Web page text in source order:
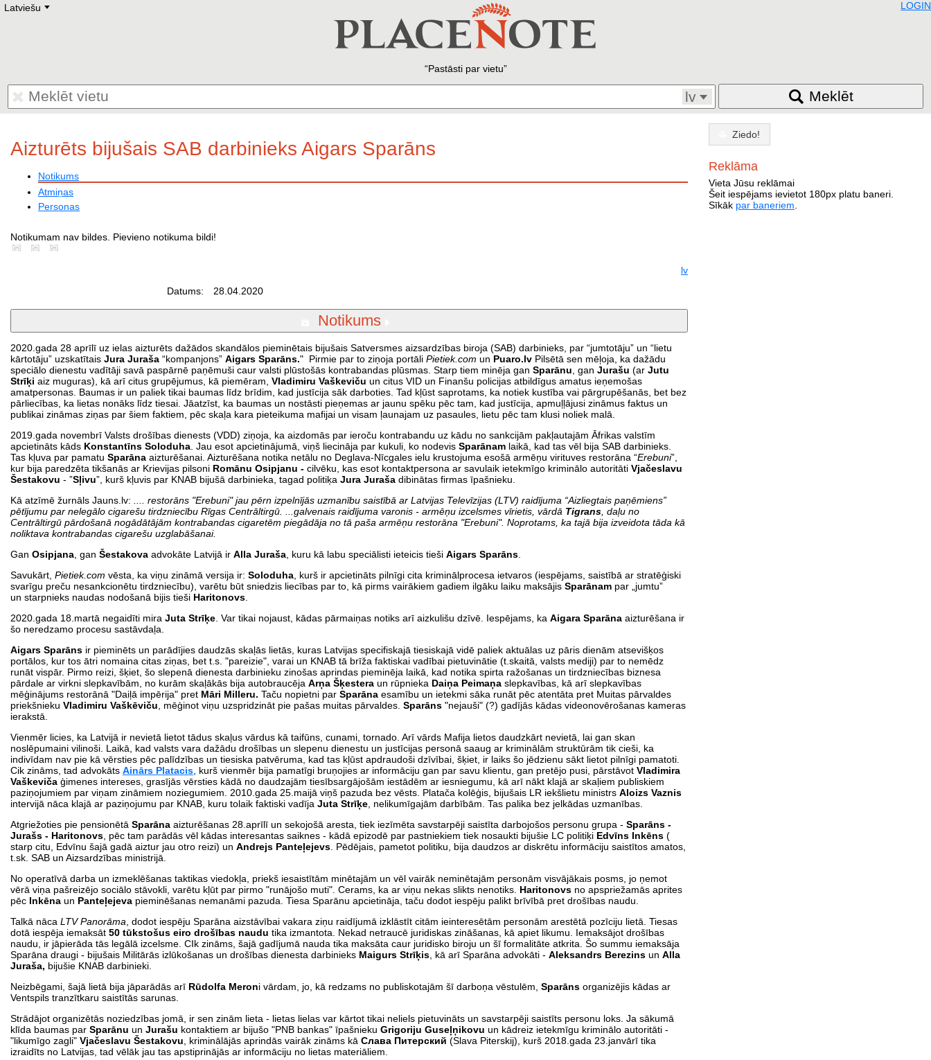
Latviešu E
Deutsch
Polski
Hebrew
LOGIN
Pastāsti par vietu
lv Meklēt
Aizturēts bijušais SAB darbinieks Aigars Sparāns
Notikums
Atmiņas
Personas
Notikumam nav bildes. Pievieno notikuma bildi!
lv
Datums:
28.04.2020
Notikums
2020.gada 28 aprīlī uz ielas aizturēts dažādos skandālos pieminētais bijušais Satversmes aizsardzības biroja (SAB) darbinieks, par “jumtotāju” un “lietu
kārtotāju” uzskatītais Jura Juraša “kompanjons” Aigars Sparāns." Pirmie par to ziņoja portāli Pietiek.com un Puaro.lv Pilsētā sen mēļoja, ka dažādu
speciālo dienestu vadītāji savā paspārnē paņēmuši caur valsti plūstošās kontrabandas plūsmas. Starp tiem minēja gan Sparānu , gan Jurašu (ar Jutu
Strīķi aiz muguras), kā arī citus grupējumus, kā piemēram, Vladimiru Vaškeviču un citus VID un Finanšu policijas atbildīgus amatus ieņemošas
amatpersonas. Baumas ir un paliek tikai baumas līdz brīdim, kad justīcija sāk darboties. Tad kļūst saprotams, ka notiek kustība vai pārgrupēšanās, bet bez
pārliecības, ka lietas nonāks līdz tiesai. Jāatzīst, ka baumas un nostāsti pieņemas ar jaunu spēku pēc tam, kad justīcija, apmuļļājusi zināmus faktus un
publikai zināmas ziņas par šiem faktiem, pēc skaļa kara pieteikuma mafijai un visam ļaunajam uz pasaules, lietu pēc tam klusi noliek malā.
2019.gada novembrī Valsts drošības dienests (VDD) ziņoja, ka aizdomās par ieroču kontrabandu uz kādu no sankcijām pakļautajām Āfrikas valstīm
apcietināts kāds Konstantīns Soloduha . Jau esot apcietinājumā, viņš liecināja par kukuli, ko nodevis Sparānam laikā, kad tas vēl bija SAB darbinieks.
Tas kļuva par pamatu Sparāna aizturēšanai. Aizturēšana notika netālu no Deglava-Nīcgales ielu krustojuma esošā armēņu virituves restorāna “Erebuni”,
kur bija paredzēta tikšanās ar Krievijas pilsoni Romānu Osipjanu - cilvēku, kas esot kontaktpersona ar savulaik ietekmīgo kriminālo autoritāti Vjačeslavu
Šestakovu - ”Sļivu”, kurš kļuvis par KNAB bijušā darbinieka, tagad politiķa Jura Juraša dibinātas firmas īpašnieku.
Kā atzīmē žurnāls Jauns.lv:
.... restorāns "Erebuni" jau pērn izpelnījās uzmanību saistībā ar Latvijas Televīzijas (LTV) raidījuma “Aizliegtais paņēmiens”
pētījumu par nelegālo cigarešu tirdzniecību Rīgas Centrāltirgū. ...galvenais raidījuma varonis - armēņu izcelsmes vīrietis, vārdā Tigrans , daļu no
Centrāltirgū pārdošanā nogādātājām kontrabandas cigaretēm piegādāja no tā paša armēņu restorāna "Erebuni". Noprotams, ka tajā bija izveidota tāda kā
noliktava kontrabandas cigarešu uzglabāšanai.
Gan Osipjana , gan Šestakova advokāte Latvijā ir Alla Juraša , kuru kā labu speciālisti ieteicis tieši Aigars Sparāns
Savukārt, Pietiek.com vēsta, ka viņu zināmā versija ir: Soloduha , kurš ir apcietināts pilnīgi cita kriminālprocesa ietvaros (iespējams, saistībā ar stratēģiski
svarīgu preču nesankcionētu tirdzniecību), varētu būt sniedzis liecības par to, kā pirms vairākiem gadiem ilgāku laiku maksājis Sparānam par „jumtu”
un starpnieks naudas nodošanā bijis tieši Haritonovs
2020.gada 18.martā negaidīti mira Juta Strīķe . Var tikai nojaust, kādas pārmaiņas notiks arī aizkulišu dzīvē. Iespējams, ka Aigara Sparāna aizturēšana ir
šo neredzamo procesu sastāvdaļa.
Aigars Sparāns ir pieminēts un parādījies daudzās skaļās lietās, kuras Latvijas specifiskajā tiesiskajā vidē paliek aktuālas uz pāris dienām atsevišķos
portālos, kur tos ātri nomaina citas ziņas, bet t.s. "pareizie", varai un KNAB tā brīža faktiskai vadībai pietuvinātie (t.skaitā, valsts mediji) par to nemēdz
runāt vispār. Pirmo reizi, šķiet, šo slepenā dienesta darbinieku zinošas aprindas pieminēja laikā, kad notika spirta ražošanas un tirdzniecības biznesa
pārdale ar virkni slepkavībām, no kurām skaļākās bija autobraucēja Arņa Šķestera un rūpnieka Daiņa Peimaņa slepkavības, kā arī slepkavības
mēģinājums restorānā "Daiļā impērija" pret Māri Milleru. Taču nopietni par Sparāna esamību un ietekmi sāka runāt pēc atentāta pret Muitas pārvaldes
priekšnieku Vladimiru Vaškēviču , mēģinot viņu uzspridzināt pie pašas muitas pārvaldes. Sparāns "nejauši" (?) gadījās kādas videonovērošanas kameras
ierakstā.
Vienmēr licies, ka Latvijā ir nevietā lietot tādus skaļus vārdus kā taifūns, cunami, tornado. Arī vārds Mafija lietos daudzkārt nevietā, lai gan skan
noslēpumaini vilinoši. Laikā, kad valsts vara dažādu drošības un slepenu dienestu un justīcijas personā saaug ar kriminālām struktūrām tik cieši, ka
indivīdam nav pie kā vērsties pēc palīdzības un tiesiska patvēruma, kad tas kļūst apdraudoši dzīvībai, šķiet, ir laiks šo jēdzienu sākt lietot pilnīgi pamatoti.
Cik zināms, tad advokāts Ainārs Platacis , kurš vienmēr bija pamatīgi bruņojies ar informāciju gan par savu klientu, gan pretējo pusi, pārstāvot Vladimira
Vaškeviča ģimenes intereses, grasījās vērsties kādā no daudzajām tiesībsargājošām iestādēm ar iesniegumu, kā arī nākt klajā ar skaļiem publiskiem
paziņojumiem par viņam zināmiem noziegumiem. 2010.gada 25.maijā viņš pazuda bez vēsts. Platača kolēģis, bijušais LR iekšlietu ministrs Aloizs Vaznis
intervijā nāca klajā ar paziņojumu par KNAB, kuru tolaik faktiski vadīja Juta Strīķe , nelikumīgajām darbībām. Tas palika bez jelkādas uzmanības.
Atgriežoties pie pensionētā Sparāna aizturēšanas 28.aprīlī un sekojošā aresta, tiek iezīmēta savstarpēji saistīta darbojošos personu grupa - Sparāns -
Jurašs - Haritonovs , pēc tam parādās vēl kādas interesantas saiknes - kādā epizodē par pastniekiem tiek nosaukti bijušie LC politiķi Edvīns Inkēns (
starp citu, Edvīnu šajā gadā aiztur jau otro reizi) un Andrejs Panteļejevs . Pēdējais, pametot politiku, bija daudzos ar diskrētu informāciju saistītos amatos,
t.sk. SAB un Aizsardzības ministrijā.
No operatīvā darba un izmeklēšanas taktikas viedokļa, priekš iesaistītām minētajām un vēl vairāk neminētajām personām visvājākais posms, jo ņemot
vērā viņa pašreizējo sociālo stāvokli, varētu kļūt par pirmo "runājošo muti". Cerams, ka ar viņu nekas slikts nenotiks. Haritonovs no apspriežamās aprites
pēc Inkēna un Panteļejeva pieminēšanas nemanāmi pazuda. Tiesa Sparānu apcietināja, taču dodot iespēju palikt brīvībā pret drošības naudu.
Talkā nāca LTV Panorāma , dodot iespēju Sparāna aizstāvībai vakara ziņu raidījumā izklāstīt citām ieinteresētām personām arestētā pozīciju lietā. Tiesas
dotā iespēja iemaksāt 50 tūkstošus eiro drošības naudu tika izmantota. Nekad netraucē juridiskas zināšanas, kā apiet likumu. Iemaksājot drošības
naudu, ir jāpierāda tās legālā izcelsme. CIk zināms, šajā gadījumā nauda tika maksāta caur juridisko biroju un šī formalitāte atkrita. Šo summu iemaksāja
Sparāna draugi - bijušais Militārās izlūkošanas un drošības dienesta darbinieks Maigurs Strīķis , kā arī Sparāna advokāti - Aleksandrs Berezins un Alla
Juraša, bijušie KNAB darbinieki.
Neizbēgami, šajā lietā bija jāparādās arī Rūdolfa Meroni vārdam, jo, kā redzams no publiskotajām šī darboņa vēstulēm, Sparāns organizējis kādas ar
Ventspils tranzītkaru saistītās sarunas.
Strādājot organizētās noziedzības jomā, ir sen zinām lieta - lietas lielas var kārtot tikai neliels pietuvināts un savstarpēji saistīts personu loks. Ja sākumā
klīda baumas par Sparānu un Jurašu kontaktiem ar bijušo "PNB bankas" īpašnieku Grigoriju Guseļņikovu un kādreiz ietekmīgu kriminālo autoritāti -
"likumīgo zagli" Vjačeslavu Šestakovu , kriminālājās aprindās vairāk zināms kā Слава Питерский (Slava Piterskij), kurš 2018.gada 23.janvārī tika
izraidīts no Latvijas, tad vēlāk jau tas apstiprinājās ar informāciju no lietas materiāliem.
Ziedo!
Reklāma
Vieta Jūsu reklāmai
Šeit iespējams ievietot 180px platu baneri.
Sīkāk par baneriem